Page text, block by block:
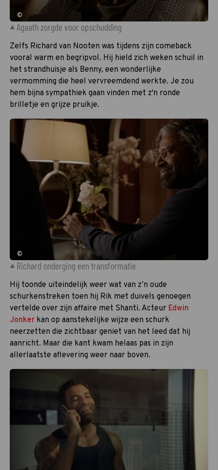
©
Agaath zorgde voor opschudding
Zelfs Richard van Nooten was tijdens zijn comeback
vooral warm en begripvol. Hij hield zich weken schuil in
het strandhuisje als Benny, een wonderlijke
vermomming die heel vervreemdend werkte. Je zou
hem bijna sympathiek gaan vinden met z'n ronde
brilletje en grijze pruikje.
©
Richard onderging een transformatie
Hij toonde uiteindelijk weer wat van z’n oude
schurkenstreken toen hij Rik met duivels genoegen
vertelde over zijn affaire met Shanti. Acteur Edwin
Jonker kan op aanstekelijke wijze een schurk
neerzetten die zichtbaar geniet van het leed dat hij
aanricht. Maar die kant kwam helaas pas in zijn
allerlaatste aflevering weer naar boven.